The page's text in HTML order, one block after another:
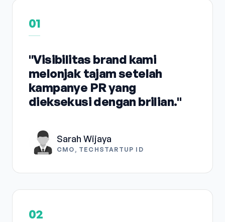
01
"Visibilitas brand kami
melonjak tajam setelah
kampanye PR yang
dieksekusi dengan brilian."
Sarah Wijaya
CMO, TECHSTARTUP ID
02